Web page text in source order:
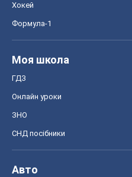
Хокей
Формула-1
Моя школа
ГДЗ
Онлайн уроки
ЗНО
СНД посібники
Авто